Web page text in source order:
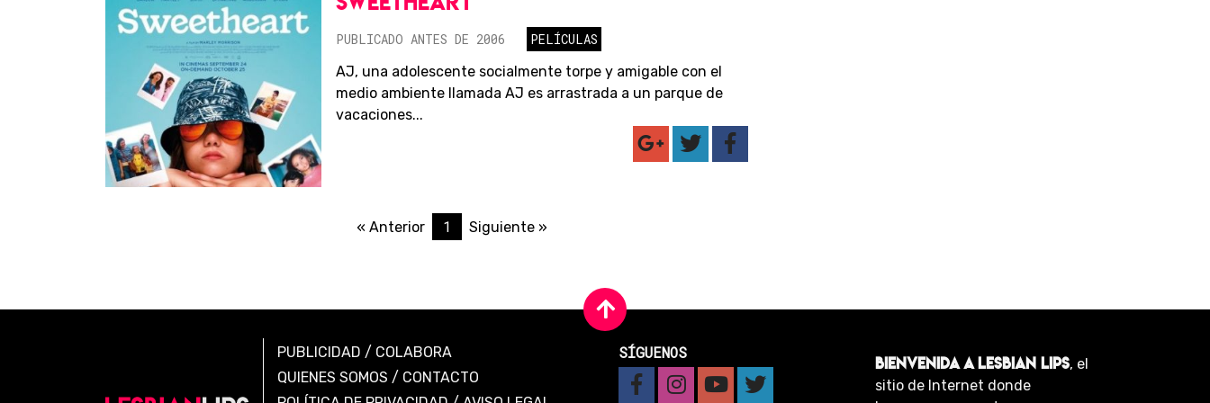
PUBLICADO ANTES DE 2006
PELÍCULAS
AJ, una adolescente socialmente torpe y amigable con el
medio ambiente llamada AJ es arrastrada a un parque de
vacaciones...
« Anterior 1 Siguiente »
PUBLICIDAD / COLABORA
QUIENES SOMOS / CONTACTO
SÍGUENOS
BIENVENIDA A LESBIAN LIPS, el
sitio de Internet donde